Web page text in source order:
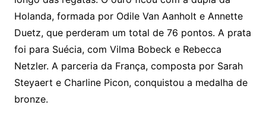
Holanda, formada por Odile Van Aanholt e Annette
Duetz, que perderam um total de 76 pontos. A prata
foi para Suécia, com Vilma Bobeck e Rebecca
Netzler. A parceria da França, composta por Sarah
Steyaert e Charline Picon, conquistou a medalha de
bronze.